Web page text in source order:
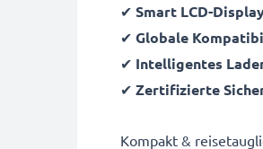
✔ Smart LCD-
✔ Globale
✔ Intelligentes
✔ Zertifizierte
Kompakt &